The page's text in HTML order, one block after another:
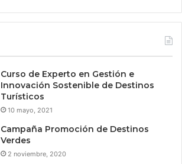
Curso de Experto en Gestión e
Innovación Sostenible de Destinos
Turísticos
10 mayo, 2021
Campaña Promoción de Destinos
Verdes
2 noviembre, 2020